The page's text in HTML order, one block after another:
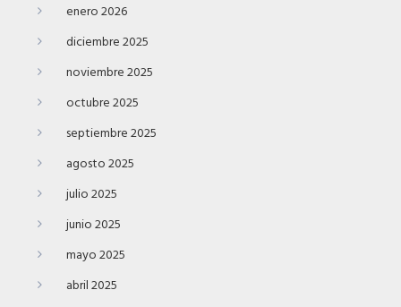
enero 2026
diciembre 2025
noviembre 2025
octubre 2025
septiembre 2025
agosto 2025
julio 2025
junio 2025
mayo 2025
abril 2025